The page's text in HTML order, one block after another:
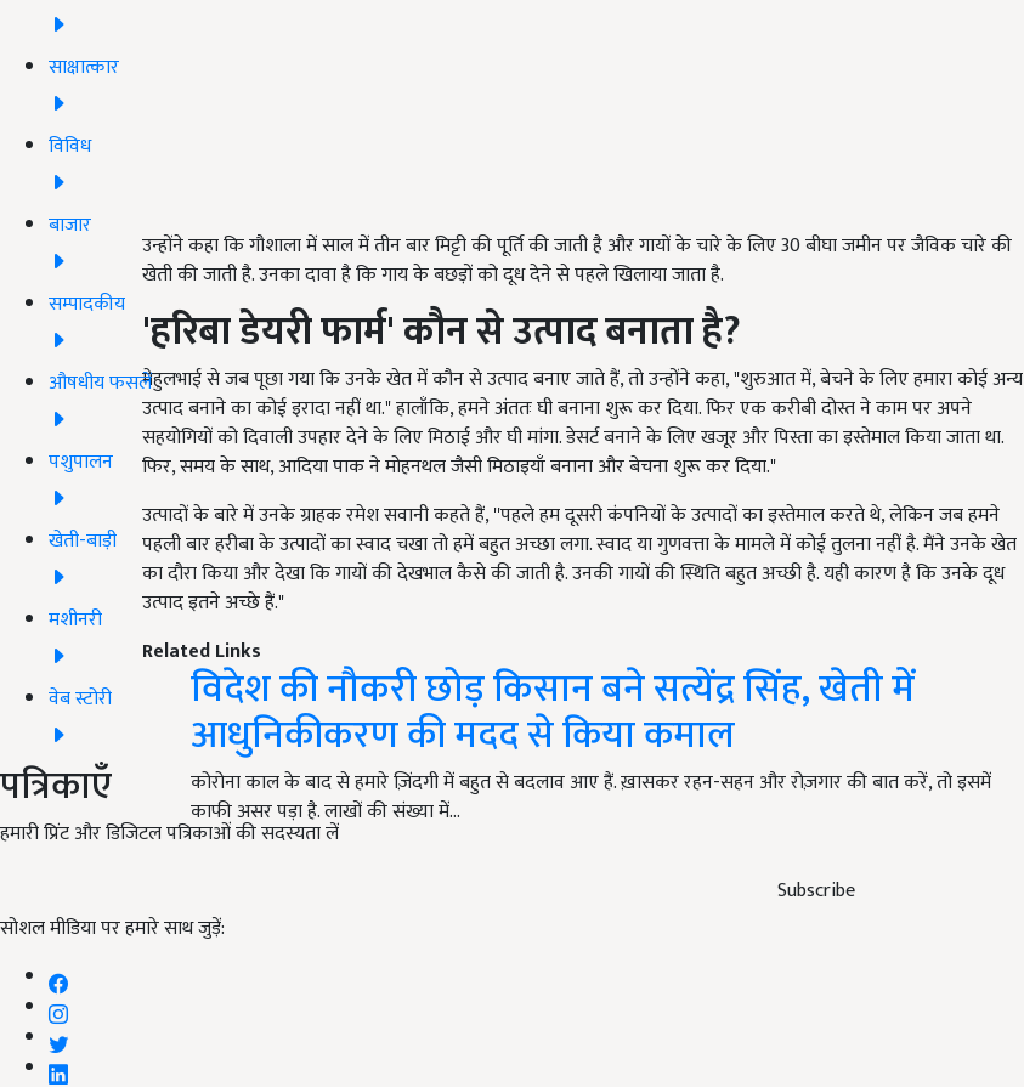
साक्षात्कार
विविध
बाजार
सम्पादकीय
औषधीय फसलें
पशुपालन
खेती-बाड़ी
मशीनरी
वेब स्टोरी
पत्रिकाएँ
हमारी प्रिंट और डिजिटल पत्रिकाओं की सदस्यता लें
Subscribe
सोशल मीडिया पर हमारे साथ जुड़ें:
उन्होंने कहा कि गौशाला में साल में तीन बार मिट्टी की पूर्ति की जाती है और गायों के चारे के लिए 30 बीघा जमीन पर जैविक चारे की
खेती की जाती है. उनका दावा है कि गाय के बछड़ों को दूध देने से पहले खिलाया जाता है.
'हरिबा डेयरी फार्म'कौन से उत्पादबनाताहै?
मेहुलभाई से जब पूछा गया कि उनके खेत में कौन से उत्पाद बनाए जाते हैं, तो उन्होंने कहा, "शुरुआत में, बेचने के लिए हमारा कोई अन्य
उत्पाद बनाने का कोई इरादा नहीं था." हालाँकि, हमने अंततः घी बनाना शुरू कर दिया. फिर एक करीबी दोस्त ने काम पर अपने
सहयोगियों को दिवाली उपहार देने के लिए मिठाई और घी मांगा. डेसर्ट बनाने के लिए खजूर और पिस्ता का इस्तेमाल किया जाता था.
फिर, समय के साथ, आदिया पाक ने मोहनथल जैसी मिठाइयाँ बनाना और बेचना शुरू कर दिया."
उत्पादों के बारे में उनके ग्राहक रमेश सवानी कहते हैं, ''पहले हम दूसरी कंपनियों के उत्पादों का इस्तेमाल करते थे, लेकिन जब हमने
पहली बार हरीबा के उत्पादों का स्वाद चखा तो हमें बहुत अच्छा लगा. स्वाद या गुणवत्ता के मामले में कोई तुलना नहीं है. मैंने उनके खेत
का दौरा किया और देखा कि गायों की देखभाल कैसे की जाती है. उनकी गायों की स्थिति बहुत अच्छी है. यही कारण है कि उनके दूध
उत्पाद इतने अच्छे हैं."
Related Links
विदेश की नौकरी छोड़ किसान बने सत्येंद्र सिंह, खेती में
आधुनिकीकरण की मदद से किया कमाल
कोरोना काल के बाद से हमारे ज़िंदगी में बहुत से बदलाव आए हैं. ख़ासकर रहन-सहन और रोज़गार की बात करें, तो इसमें
काफी असर पड़ा है. लाखों की संख्या में…